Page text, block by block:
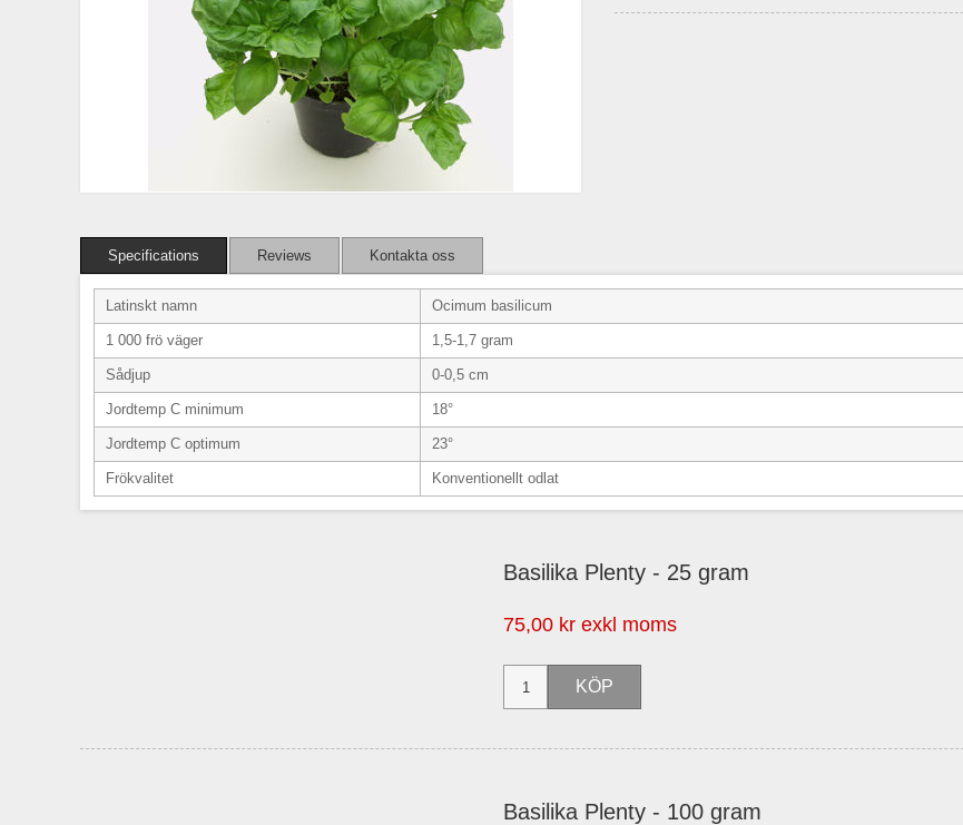
Specifications Reviews Kontakta oss
Latinskt namn Ocimum basilicum
1 000 frö väger 1,5-1,7 gram
Sådjup 0-0,5 cm
Jordtemp C minimum 18°
Jordtemp C optimum 23°
Frökvalitet Konventionellt odlat
Basilika Plenty - 25 gram
75,00 kr exkl moms
Basilika Plenty - 100 gram